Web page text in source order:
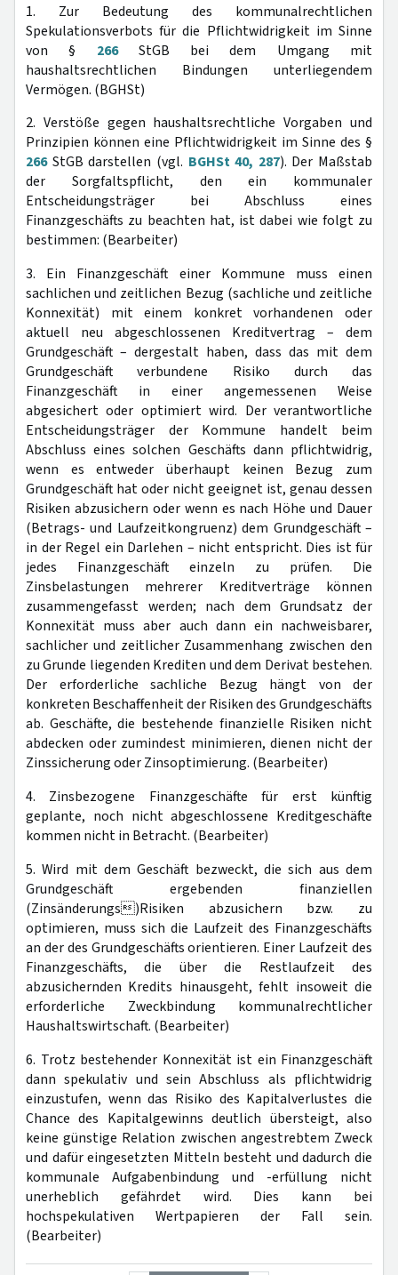
1. Zur Bedeutung des kommunalrechtlichen
Spekulationsverbots für die Pflichtwidrigkeit im Sinne
von § 266StGB bei dem Umgang mit
haushaltsrechtlichen Bindungen unterliegendem
Vermögen. (BGHSt)
2. Verstöße gegen haushaltsrechtliche Vorgaben und
Prinzipien können eine Pflichtwidrigkeit im Sinne des §
266StGB darstellen (vgl. BGHSt 40, 287). Der Maßstab
der Sorgfaltspflicht, den ein kommunaler
Entscheidungsträger bei Abschluss eines
Finanzgeschäfts zu beachten hat, ist dabei wie folgt zu
bestimmen: (Bearbeiter)
3. Ein Finanzgeschäft einer Kommune muss einen
sachlichen und zeitlichen Bezug (sachliche und zeitliche
Konnexität) mit einem konkret vorhandenen oder
aktuell neu abgeschlossenen Kreditvertrag – dem
Grundgeschäft – dergestalt haben, dass das mit dem
Grundgeschäft verbundene Risiko durch das
Finanzgeschäft in einer angemessenen Weise
abgesichert oder optimiert wird. Der verantwortliche
Entscheidungsträger der Kommune handelt beim
Abschluss eines solchen Geschäfts dann pflichtwidrig,
wenn es entweder überhaupt keinen Bezug zum
Grundgeschäft hat oder nicht geeignet ist, genau dessen
Risiken abzusichern oder wenn es nach Höhe und Dauer
(Betrags- und Laufzeitkongruenz) dem Grundgeschäft –
in der Regel ein Darlehen – nicht entspricht. Dies ist für
jedes Finanzgeschäft einzeln zu prüfen. Die
Zinsbelastungen mehrerer Kreditverträge können
zusammengefasst werden; nach dem Grundsatz der
Konnexität muss aber auch dann ein nachweisbarer,
sachlicher und zeitlicher Zusammenhang zwischen den
zu Grunde liegenden Krediten und dem Derivat bestehen.
Der erforderliche sachliche Bezug hängt von der
konkreten Beschaffenheit der Risiken des Grundgeschäfts
ab. Geschäfte, die bestehende finanzielle Risiken nicht
abdecken oder zumindest minimieren, dienen nicht der
Zinssicherung oder Zinsoptimierung. (Bearbeiter)
4. Zinsbezogene Finanzgeschäfte für erst künftig
geplante, noch nicht abgeschlossene Kreditgeschäfte
kommen nicht in Betracht. (Bearbeiter)
5. Wird mit dem Geschäft bezweckt, die sich aus dem
Grundgeschäft ergebenden finanziellen
(Zinsänderungs)Risiken abzusichern bzw. zu
optimieren, muss sich die Laufzeit des Finanzgeschäfts
an der des Grundgeschäfts orientieren. Einer Laufzeit des
Finanzgeschäfts, die über die Restlaufzeit des
abzusichernden Kredits hinausgeht, fehlt insoweit die
erforderliche Zweckbindung kommunalrechtlicher
Haushaltswirtschaft. (Bearbeiter)
6. Trotz bestehender Konnexität ist ein Finanzgeschäft
dann spekulativ und sein Abschluss als pflichtwidrig
einzustufen, wenn das Risiko des Kapitalverlustes die
Chance des Kapitalgewinns deutlich übersteigt, also
keine günstige Relation zwischen angestrebtem Zweck
und dafür eingesetzten Mitteln besteht und dadurch die
kommunale Aufgabenbindung und -erfüllung nicht
unerheblich gefährdet wird. Dies kann bei
hochspekulativen Wertpapieren der Fall sein.
(Bearbeiter)